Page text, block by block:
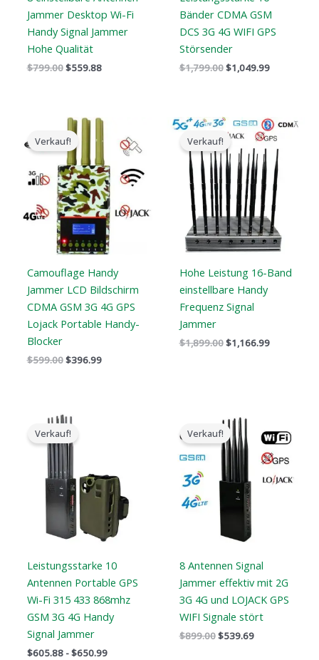
Jammer Desktop Wi-Fi
Handy Signal Jammer
Hohe Qualität
$799.00$559.88
Bänder CDMA GSM
DCS 3G 4G WIFI GPS
Störsender
$1,799.00$1,049.99
Verkauf!
Camouflage Handy
Jammer LCD Bildschirm
CDMA GSM 3G 4G GPS
Lojack Portable Handy-
Blocker
$599.00
Der
ursprüngliche
Preis
war:
$599.00.
$396.99
Der
aktuelle
Preis
ist:
$396.99.
Verkauf!
Hohe Leistung 16-Band
einstellbare Handy
Frequenz Signal
Jammer
$1,899.00
Der
ursprüngliche
Preis
war:
$1,899.00.
$1,166.99
Der
aktuelle
Preis
ist:
$1,166.99.
Verkauf!
Leistungsstarke 10
Antennen Portable GPS
Wi-Fi 315 433 868mhz
GSM 3G 4G Handy
Signal Jammer
$605.88 -$650.99
Verkauf!
8 Antennen Signal
Jammer effektiv mit 2G
3G 4G und LOJACK GPS
WIFI Signale stört
$899.00
ursprüngliche
Preis
war:
$899.00.
$539.69
Preis
ist:
$539.69.